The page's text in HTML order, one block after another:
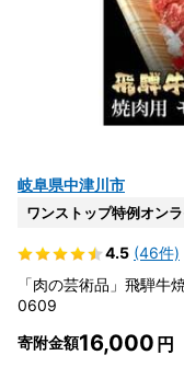
岐阜県中津川市
ワンストップ特例オン
4.5 (46件)
「肉の芸術品」飛騨
0609
寄附金額16,000